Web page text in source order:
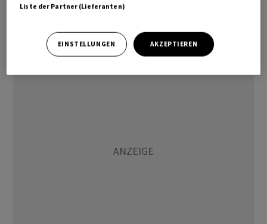
Norden des Libanons wurde nach libanesischen
worden, meldete das Gesundheitsministerium
mitteilte. Eine weitere Person sei verletzt worden.
Liste der Partner (Lieferanten)
EINSTELLUNGEN AKZEPTIEREN